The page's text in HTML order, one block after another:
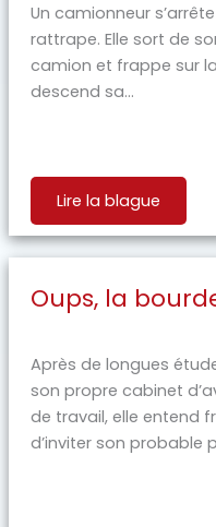
Un camionneur
rattrape. Elle sort de
camion et frappe sur
descend sa...
Lire la blague
Oups, la
Après de longues
son propre cabinet
de travail, elle entend
d’inviter son probable